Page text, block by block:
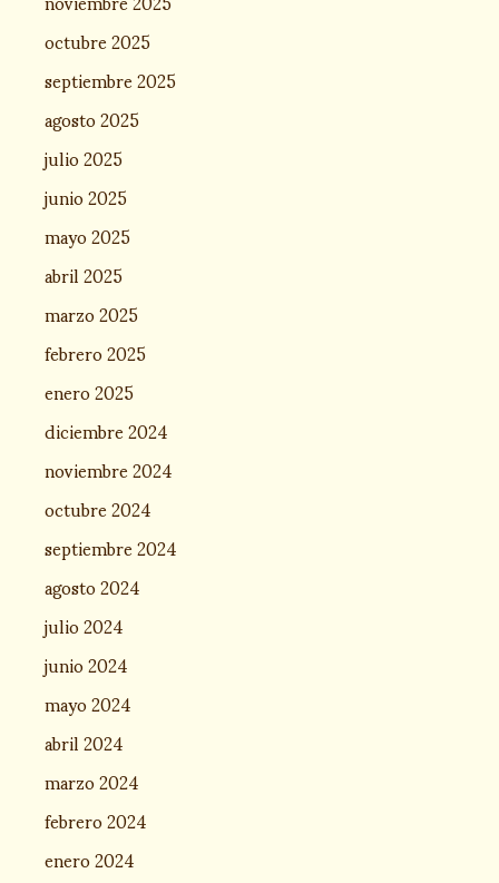
octubre 2025
septiembre 2025
agosto 2025
julio 2025
junio 2025
mayo 2025
abril 2025
marzo 2025
febrero 2025
enero 2025
diciembre 2024
noviembre 2024
octubre 2024
septiembre 2024
agosto 2024
julio 2024
junio 2024
mayo 2024
abril 2024
marzo 2024
febrero 2024
enero 2024